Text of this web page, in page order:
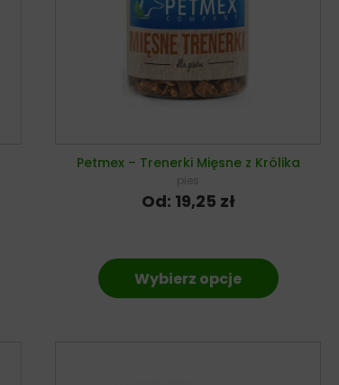
Petmex – Trenerki Mięsne z Królika
pies
Od: 19,25 zł
Wybierz opcje